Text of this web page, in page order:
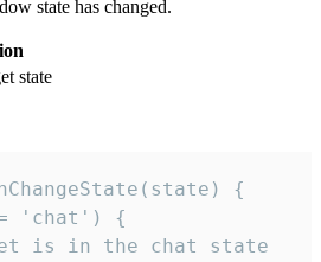
state has changed.
state
{
'chat') {
is in the chat state